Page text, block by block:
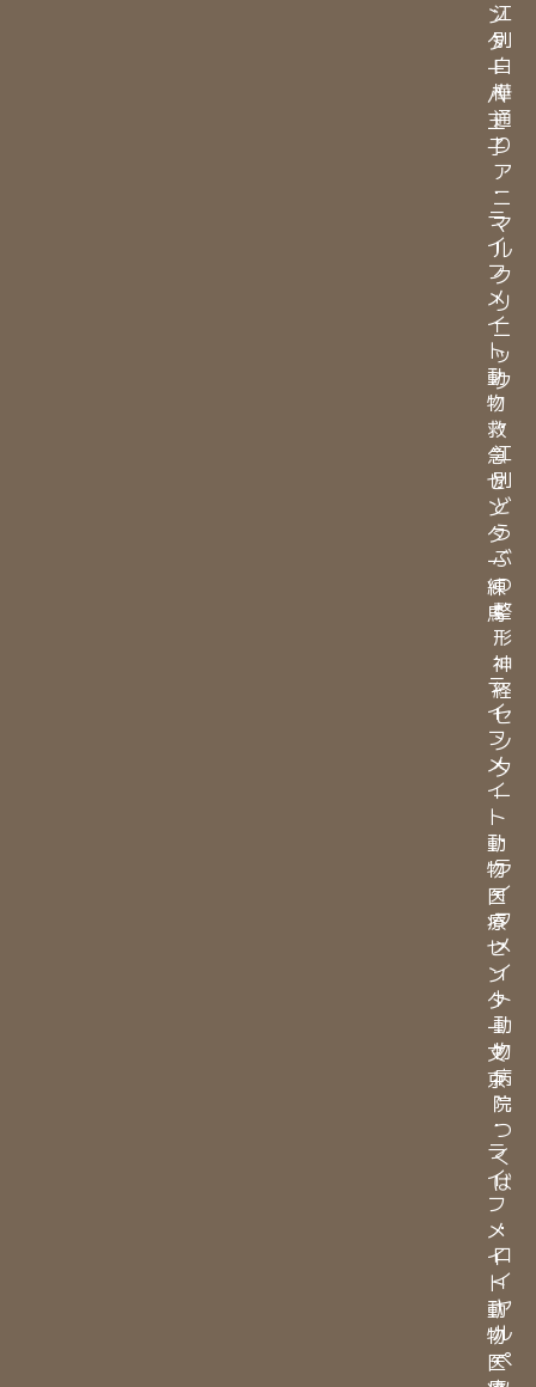
江
別
白
樺
通
り
ア
ニ
マ
ル
ク
リ
ニ
ッ
ク
・
江
別
ど
う
ぶ
つ
整
形
神
経
セ
ン
タ
ー
・
ラ
イ
フ
メ
イ
ト
動
物
病
院
つ
く
ば
・
ロ
イ
ヤ
ル
ペ
ン
タ
ー
八
王
子
・
ラ
イ
フ
メ
イ
ト
動
物
救
急
セ
ン
タ
ー
練
馬
・
ラ
イ
フ
メ
イ
ト
動
物
医
療
セ
ン
タ
ー
文
京
・
ラ
イ
フ
メ
イ
ト
動
物
医